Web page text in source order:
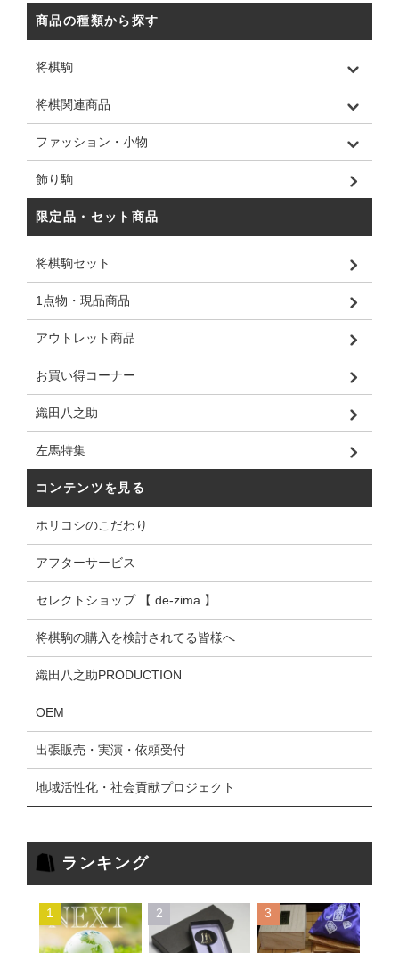
商品の種類から探す
将棋駒
将棋関連商品
ファッション・小物
飾り駒
限定品・セット商品
将棋駒セット
1点物・現品商品
アウトレット商品
お買い得コーナー
織田八之助
左馬特集
コンテンツを見る
ホリコシのこだわり
アフターサービス
セレクトショップ 【 de-zima 】
将棋駒の購入を検討されてる皆様へ
織田八之助PRODUCTION
OEM
出張販売・実演・依頼受付
地域活性化・社会貢献プロジェクト
ランキング
1 2 3